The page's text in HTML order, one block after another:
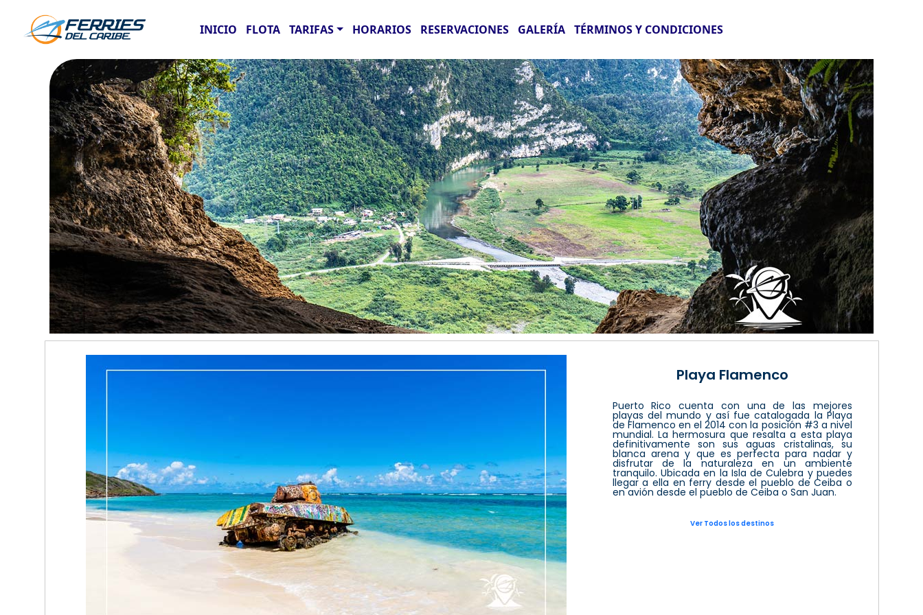
INICIO FLOTA TARIFAS HORARIOS RESERVACIONES GALERÍA TÉRMINOS Y CONDICIONES
Playa Flamenco
Puerto Rico cuenta con una de las mejores
playas del mundo y así fue catalogada la Playa
de Flamenco en el 2014 con la posición #3 a nivel
mundial. La hermosura que resalta a esta playa
definitivamente son sus aguas cristalinas, su
blanca arena y que es perfecta para nadar y
disfrutar de la naturaleza en un ambiente
tranquilo. Ubicada en la Isla de Culebra y puedes
llegar a ella en ferry desde el pueblo de Ceiba o
en avión desde el pueblo de Ceiba o San Juan.
Ver Todos los destinos